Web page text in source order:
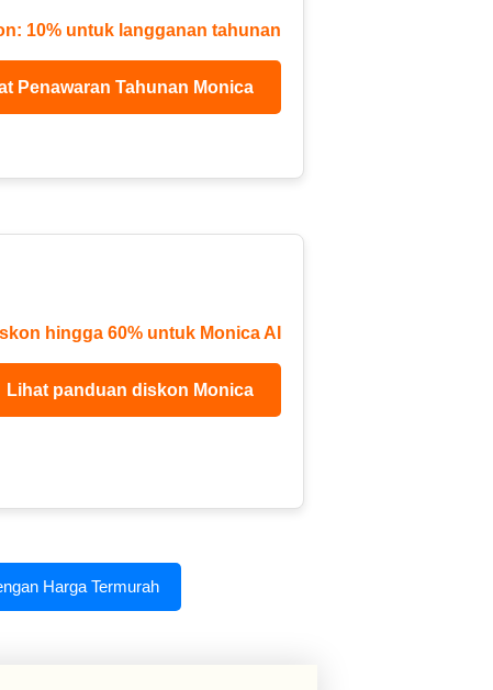
10% untuk langganan tahunan
Penawaran Tahunan Monica
hingga 60% untuk Monica AI
Lihat panduan diskon Monica
Harga Termurah